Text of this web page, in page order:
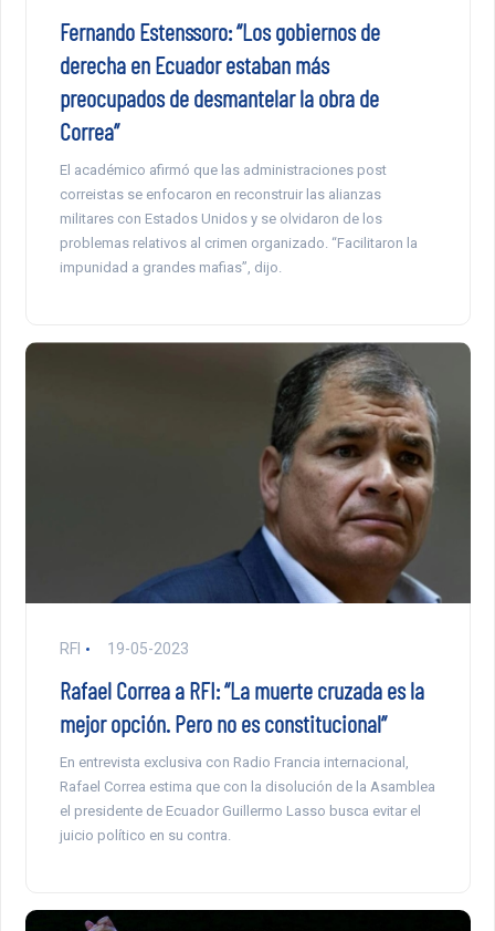
Fernando Estenssoro: “Los gobiernos de
derecha en Ecuador estaban más
preocupados de desmantelar la obra de
Correa”
El académico afirmó que las administraciones post
correistas se enfocaron en reconstruir las alianzas
militares con Estados Unidos y se olvidaron de los
problemas relativos al crimen organizado. “Facilitaron la
impunidad a grandes mafias”, dijo.
RFI 19-05-2023
Rafael Correa a RFI: “La muerte cruzada es la
mejor opción. Pero no es constitucional”
En entrevista exclusiva con Radio Francia internacional,
Rafael Correa estima que con la disolución de la Asamblea
el presidente de Ecuador Guillermo Lasso busca evitar el
juicio político en su contra.